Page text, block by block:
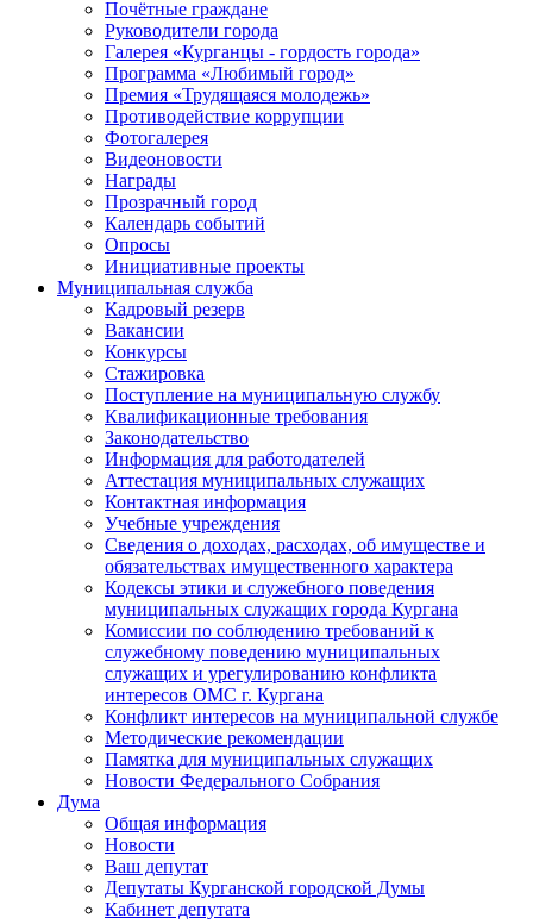
Почётные граждане
Руководители города
Галерея «Курганцы - гордость города»
Программа «Любимый город»
Премия «Трудящаяся молодежь»
Противодействие коррупции
Фотогалерея
Видеоновости
Награды
Прозрачный город
Календарь событий
Опросы
Инициативные проекты
Муниципальная служба
Кадровый резерв
Вакансии
Конкурсы
Стажировка
Поступление на муниципальную службу
Квалификационные требования
Законодательство
Информация для работодателей
Аттестация муниципальных служащих
Контактная информация
Учебные учреждения
Сведения о доходах, расходах, об имуществе и
обязательствах имущественного характера
Кодексы этики и служебного поведения
муниципальных служащих города Кургана
Комиссии по соблюдению требований к
служебному поведению муниципальных
служащих и урегулированию конфликта
интересов ОМС г. Кургана
Конфликт интересов на муниципальной службе
Методические рекомендации
Памятка для муниципальных служащих
Новости Федерального Cобрания
Дума
Общая информация
Новости
Ваш депутат
Депутаты Курганской городской Думы
Кабинет депутата